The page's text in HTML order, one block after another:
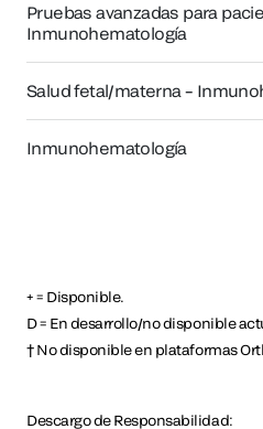
Pruebas avanzadas para
Inmunohematología
Salud fetal/materna –
Inmunohematología
+ = Disponible.
D = En desarrollo/no disponible
† No disponible en plataformas
Descargo de Responsabilidad: